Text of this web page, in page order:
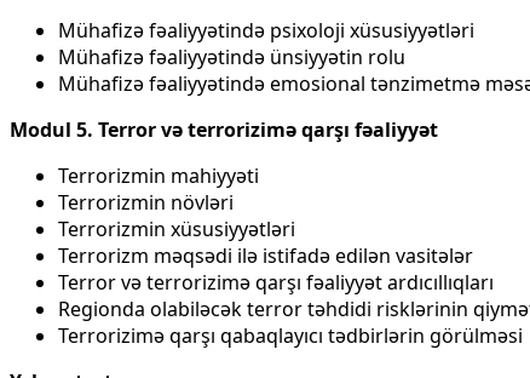
Mühafizə fəaliyyətində psixoloji xüsusiyyətləri
Mühafizə fəaliyyətində ünsiyyətin rolu
Mühafizə fəaliyyətində emosional tənzimetmə
Modul 5. Terror və terrorizimə qarşı fəaliyyət
Terrorizmin mahiyyəti
Terrorizmin növləri
Terrorizmin xüsusiyyətləri
Terrorizm məqsədi ilə istifadə edilən vasitələr
Terror və terrorizimə qarşı fəaliyyət ardıcıllıqları
Regionda olabiləcək terror təhdidi risklərinin
Terrorizimə qarşı qabaqlayıcı tədbirlərin görülməsi